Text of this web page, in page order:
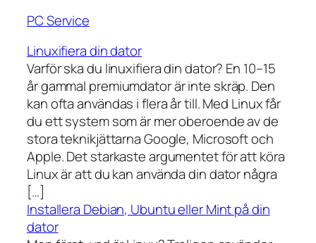
PC Service
Linuxifiera din dator
Varför ska du linuxifiera din dator? En 10–15
år gammal premiumdator är inte skräp. Den
kan ofta användas i flera år till. Med Linux får
du ett system som är mer oberoende av de
stora teknikjättarna Google, Microsoft och
Apple. Det starkaste argumentet för att köra
Linux är att du kan använda din dator några
[…]
Installera Debian, Ubuntu eller Mint på din
dator